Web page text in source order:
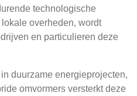
technologische
overheden, wordt
en particulieren deze
duurzame energieprojecten,
omvormers versterkt deze